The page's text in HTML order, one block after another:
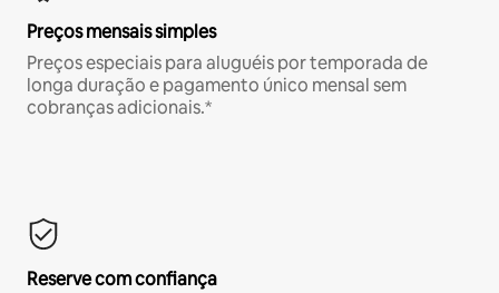
Preços mensais simples
Preços especiais para aluguéis por temporada de
longa duração e pagamento único mensal sem
cobranças adicionais.*
Reserve com confiança